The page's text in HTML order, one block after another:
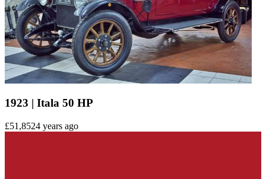
1923 | Itala 50 HP
£51,8524 years ago